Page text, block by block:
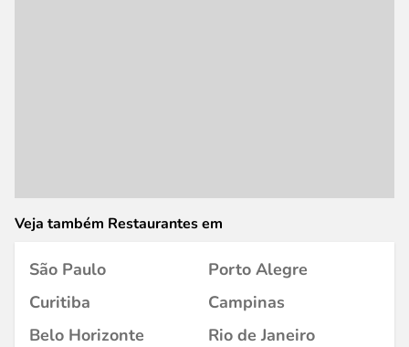
Veja também Restaurantes em
São Paulo
Porto Alegre
Curitiba
Campinas
Belo Horizonte
Rio de Janeiro